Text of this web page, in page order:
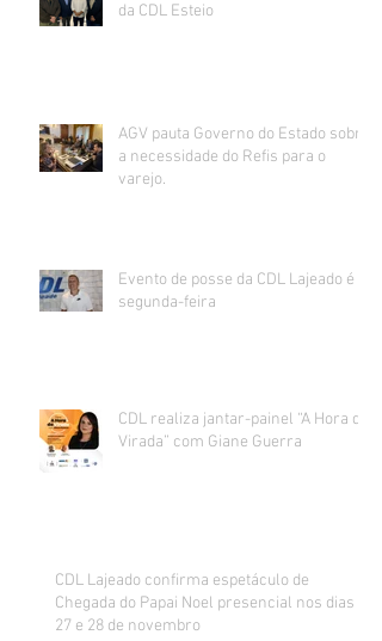
da CDL Esteio
AGV pauta Governo do Estado sobre
a necessidade do Refis para o
varejo.
Evento de posse da CDL Lajeado é
segunda-feira
CDL realiza jantar-painel “A Hora da
Virada” com Giane Guerra
CDL Lajeado confirma espetáculo de
Chegada do Papai Noel presencial nos dias
27 e 28 de novembro